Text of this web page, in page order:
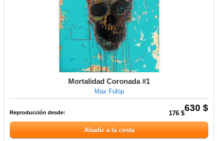
Mortalidad Coronada #1
Max Fülöp
630 $
Reproducción desde: 176 $
Añadir a la cesta